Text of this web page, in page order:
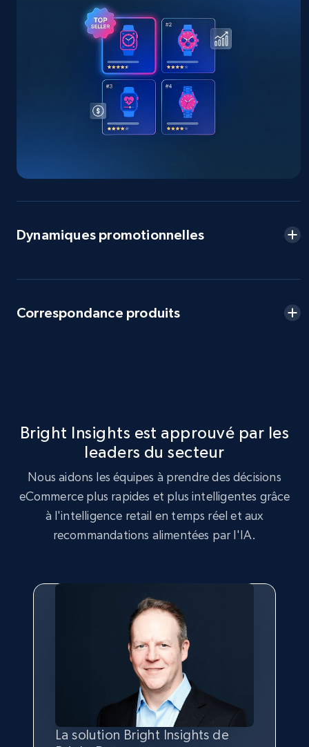
eBay - Gather data on products using
specified keywords
URL, Product id, Title, Seller name, Seller rating,
Seller reviews, Breadcrumbs, Root category, and
359+ Commencer
eBay - Collect products from shops on eBay
Seller reviews, Breadcrumbs, Root category, and
359+ Commencer
Google Shopping
URL, Product id, Title, Product description,
Google Shopping - collects products from
web using keywords
URL, Product id, Title, Product description,
Rating, Reviews count, Images, Variations, and
more.
Dynamiques promotionnelles
Correspondance produits
Bright Insights est approuvé par les
leaders du secteur
Nous aidons les équipes à prendre des décisions
eCommerce plus rapides et plus intelligentes grâce
à l'intelligence retail en temps réel et aux
recommandations alimentées par l'IA.
La solution Bright Insights de
Les données de Bright Insights
Nous avons choisi Bright Insights
Grâce à la solution de Bright